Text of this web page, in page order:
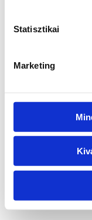
Statisztikai
Marketing